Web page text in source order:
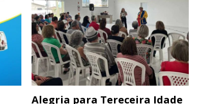
Alegria para Tereceira Idade